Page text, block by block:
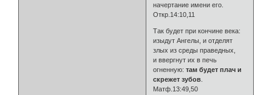
начертание имени его.
Откр.14:10,11
Так будет при кончине века:
изыдут Ангелы, и отделят
злых из среды праведных,
и ввергнут их в печь
огненную:там будет плач и
скрежет зубов.
Матф.13:49,50